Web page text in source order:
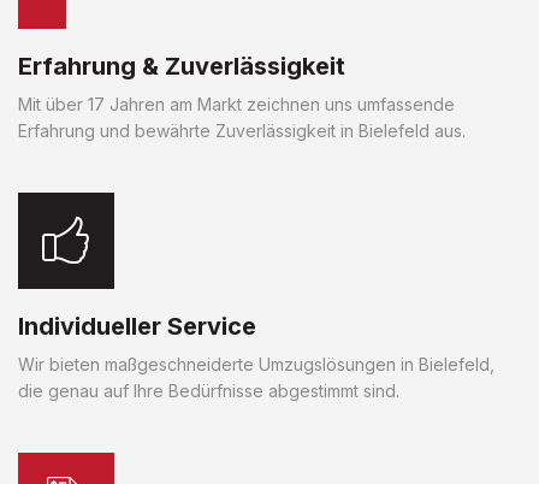
Erfahrung & Zuverlässigkeit
Mit über 17 Jahren am Markt zeichnen uns umfassende
Erfahrung und bewährte Zuverlässigkeit in Bielefeld aus.
Individueller Service
Wir bieten maßgeschneiderte Umzugslösungen in Bielefeld,
die genau auf Ihre Bedürfnisse abgestimmt sind.